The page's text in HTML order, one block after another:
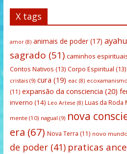
X tags
amor(8) animais de poder(17)
sagrado (51) caminhos
Contos Nativos (13) Corpo Espiritual (13)
cristais(9) cura (19) eac(8) ecoxamanismo
(11) expansão da consciencia (20)
inverno (14) Leo Artese (8) Luas da Roda
mente(10) nagual (9) nova
era (67) Nova Terra (11) novo mundo
de poder(41) praticas